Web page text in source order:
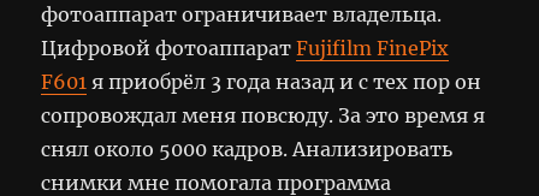
фотоаппарат ограничивает владельца.
Цифровой фотоаппаратFujifilm FinePix
F601 я приобрёл 3 года назад и с тех пор он
сопровождал меня повсюду. За это время я
снял около 5000 кадров. Анализировать
снимки мне помогала программа